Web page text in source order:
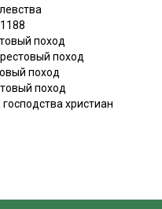
поход
поход
поход
поход
христиан